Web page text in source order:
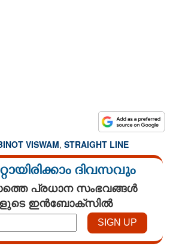
VISWAM, STRAIGHT LINE
ദിവസവും
പ്രധാന സംഭവങ്ങൾ
ഇൻബോക്സിൽ